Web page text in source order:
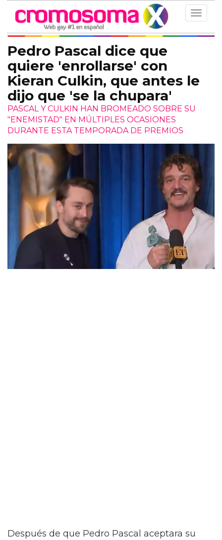
Toggle
Pedro Pascal dice que
quiere 'enrollarse' con
Kieran Culkin, que antes le
dijo que 'se la chupara'
PASCAL Y CULKIN HAN BROMEADO SOBRE SU
"ENEMISTAD" EN MÚLTIPLES OCASIONES
DURANTE ESTA TEMPORADA DE PREMIOS
Después de que Pedro Pascal aceptara su